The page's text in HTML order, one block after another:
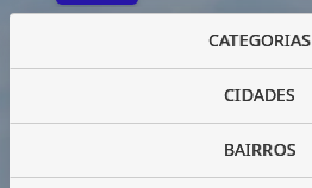
CATEGORIAS
CIDADES
BAIRROS